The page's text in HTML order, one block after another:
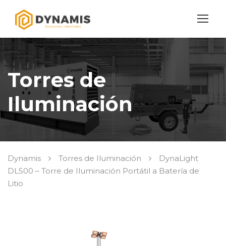
Torres de
Iluminación
Dynamis Torres de Iluminación
DynaLight
DL500 – Torre de Iluminación Portátil a Batería de
Litio